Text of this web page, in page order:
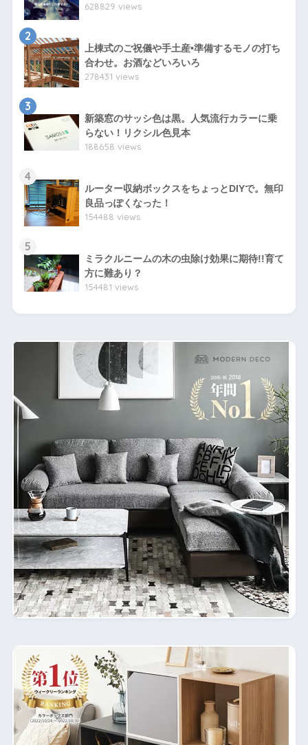
628829 views
2
上棟式のご祝儀や手土産•準備するモノの打ち
合わせ。お酒などいろいろ
278431 views
3
新築窓のサッシ色は黒。人気流行カラーに乗
らない！リクシル色見本
188658 views
4
ルーター収納ボックスをちょっとDIYで。無印
良品っぽくなった！
154488 views
5
ミラクルニームの木の虫除け効果に期待!!育て
方に難あり？
154481 views